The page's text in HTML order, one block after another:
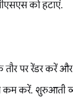
को हटाएं.
पर रेंडर करें
करें. शुरुआती